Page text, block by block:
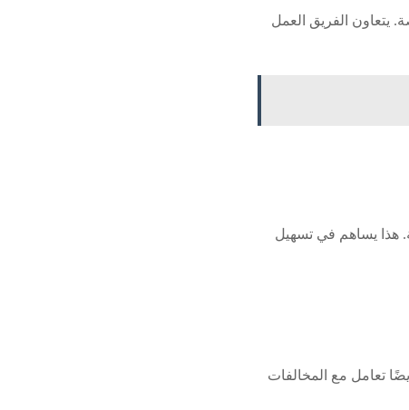
يتعاون الفريق العمل
هذا يساهم في تسهيل
تعامل مع المخالفات